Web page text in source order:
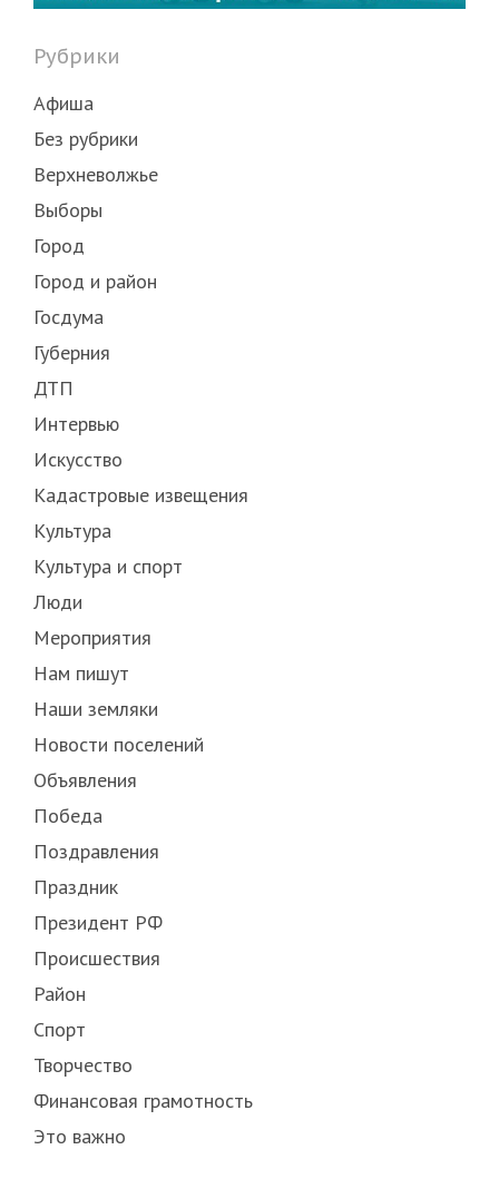
Рубрики
Афиша
Без рубрики
Верхневолжье
Выборы
Город
Город и район
Госдума
Губерния
ДТП
Интервью
Искусство
Кадастровые извещения
Культура
Культура и спорт
Люди
Мероприятия
Нам пишут
Наши земляки
Новости поселений
Объявления
Победа
Поздравления
Праздник
Президент РФ
Происшествия
Район
Спорт
Творчество
Финансовая грамотность
Это важно